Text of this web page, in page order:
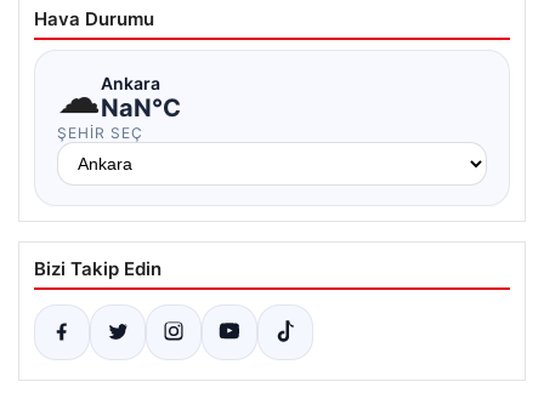
Hava Durumu
☁Ankara
NaN°C
ŞEHIR SEÇ
Bizi Takip Edin